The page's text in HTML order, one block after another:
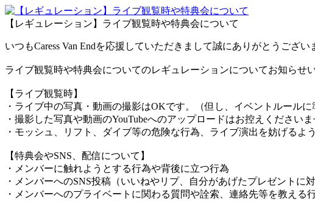
【レギュレーション】ライブ観覧時や特典会について
いつもCaress Van Endを応援していただきまして誠にありがとうござい
ライブ観覧時や特典会についてのレギュレーションについてお知らせ
【ライブ観覧時】
・ライブ中の写真・動画の撮影はOKです。（但し、イベントルールに
・撮影した写真や動画のYouTubeへのアップロードはお控えください
・モッシュ、リフト、ダイブ等の危険な行為、ライブ演出を妨げる
【特典会やSNS、配信について】
・メンバーに触れようとする行為や背後に立つ行為
・メンバーへのSNS投稿（いいねやリプ、自分があげたプレゼントに
・メンバーへのプライベートに関わる質問や詮索、連絡先等を教える